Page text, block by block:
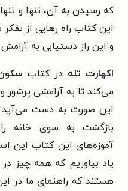
که رسیدن به آن، تنها و
این کتاب راه رهایی از
و این راز دستیابی به
اکهارت تله در کتاب
می‌کند تا به آرامشی پرشور
این صورت به دست
بازگشت به سوی خانه
آموزه‌های این کتاب این
یاد بیاوریم که همه چیز
هستند که راهنمای ما در